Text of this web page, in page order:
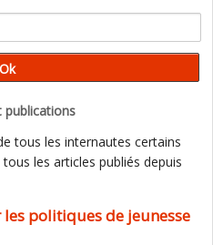
publications
tous les internautes certains
les articles publiés depuis
politiques de jeunesse